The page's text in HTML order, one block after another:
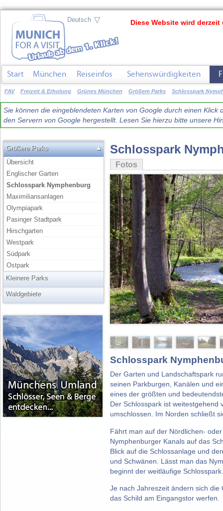
Sie können die eingeblendeten Karten von Google durch einen
den Servern von Google hergestellt. Lesen Sie hierzu bitte unsere
Schlosspark
Schlosspark
Der Garten und Landschaftspark
seinen Parkburgen, Kanälen und
eines der größten und
Der Schlosspark ist
umschlossen. Im Norden schließt
Fährt man auf der Nördlichen-
Nymphenburger Kanals auf das
Blick auf die Schlossanlage und
und Schwänen. Lässt man das
beginnt der weitläufige Schlosspark.
Je nach Jahreszeit ändern sich
das Schild am Eingangstor werfen.
Fotos
Größere Parks
▲
Übersicht
Englischer Garten
Schlosspark Nymphenburg
Maximiliansanlagen
Olympiapark
Pasinger Stadtpark
Hirschgarten
Westpark
Südpark
Ostpark
Kleinere Parks
Waldgebiete
Diese Website wird
▽
FAV Freizeit & Erholung Grünes München Größere Parks Schlosspark
Start München Reiseinfos Sehenswürdigkeiten